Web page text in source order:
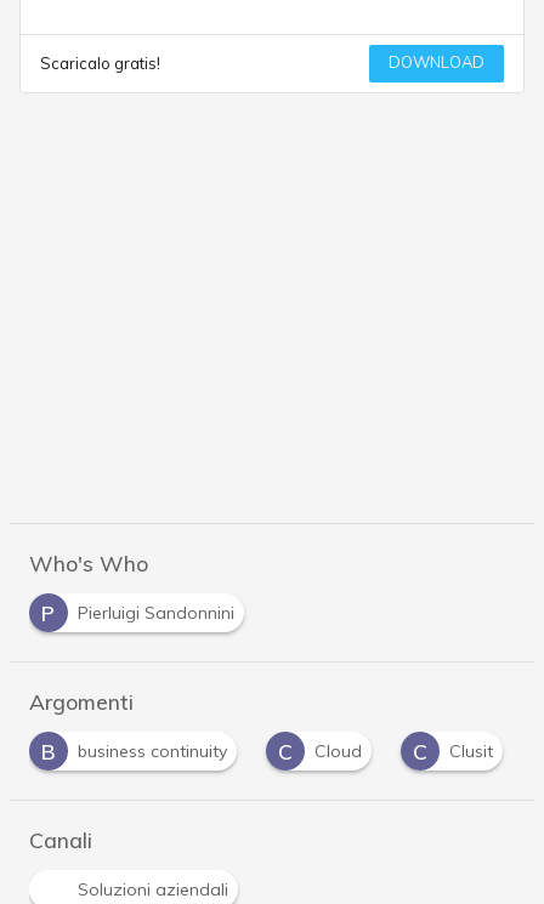
Scaricalo gratis! DOWNLOAD
Who's Who
P
Pierluigi Sandonnini
Argomenti
C
Cloud C Clusit C Crittografia C
Canali
Soluzioni aziendali